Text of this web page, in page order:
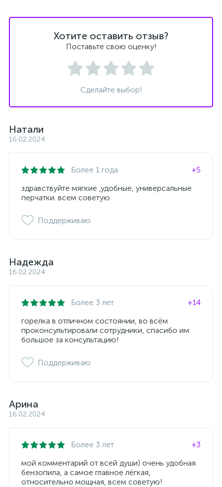
Хотите оставить отзыв?
Поставьте свою оценку!
Сделайте выбор!
Натали
16.02.2024
Более 1 года
+5
здравствуйте мягкие ,удобные, универсальные
перчатки. всем советую
Поддерживаю
Надежда
16.02.2024
Более 3 лет
+14
горелка в отличном состоянии, во всём
проконсультировали сотрудники, спасибо им
большое за консультацию!
Поддерживаю
Арина
16.02.2024
Более 3 лет
+3
мой комментарий от всей души) очень удобная
бензопила, а самое главное лёгкая,
относительно мощная, всем советую!